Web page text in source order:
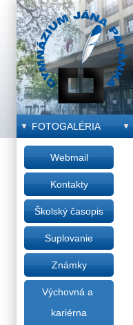
FOTOGALÉRIA
Webmail
Kontakty
Školský časopis
Suplovanie
Známky
Výchovná a
kariérna